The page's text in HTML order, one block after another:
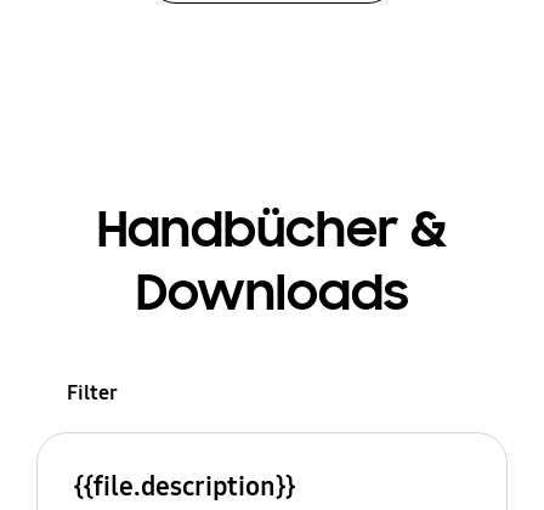
Handbücher &
Downloads
Filter
{{file.description}}